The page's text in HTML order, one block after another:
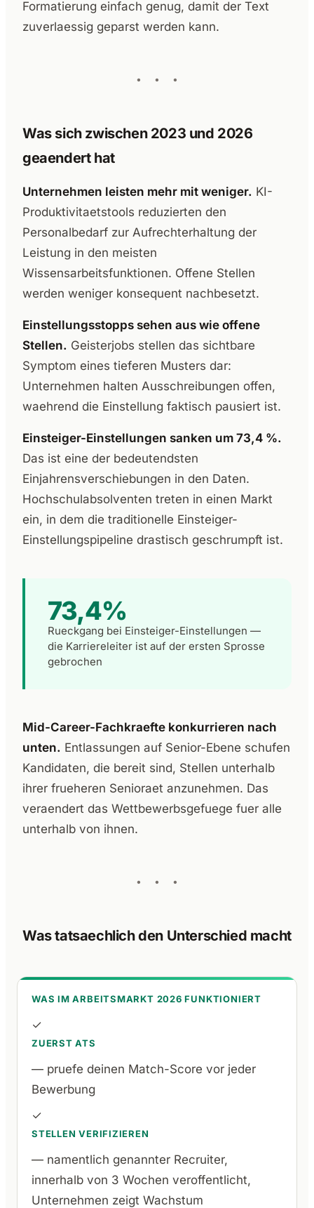
Formatierung einfach genug, damit der Text
zuverlaessig geparst werden kann.
Was sich zwischen 2023 und 2026
geaendert hat
Unternehmen leisten mehr mit weniger. KI-
Produktivitaetstools reduzierten den
Personalbedarf zur Aufrechterhaltung der
Leistung in den meisten
Wissensarbeitsfunktionen. Offene Stellen
werden weniger konsequent nachbesetzt.
Einstellungsstopps sehen aus wie offene
Stellen. Geisterjobs stellen das sichtbare
Symptom eines tieferen Musters dar:
Unternehmen halten Ausschreibungen offen,
waehrend die Einstellung faktisch pausiert ist.
Einsteiger-Einstellungen sanken um 73,4 %.
Das ist eine der bedeutendsten
Einjahrensverschiebungen in den Daten.
Hochschulabsolventen treten in einen Markt
ein, in dem die traditionelle Einsteiger-
Einstellungspipeline drastisch geschrumpft ist.
73,4%
Rueckgang bei Einsteiger-Einstellungen —
die Karriereleiter ist auf der ersten Sprosse
gebrochen
Mid-Career-Fachkraefte konkurrieren nach
unten. Entlassungen auf Senior-Ebene schufen
Kandidaten, die bereit sind, Stellen unterhalb
ihrer frueheren Senioraet anzunehmen. Das
veraendert das Wettbewerbsgefuege fuer alle
unterhalb von ihnen.
Was tatsaechlich den Unterschied macht
WAS IM ARBEITSMARKT 2026 FUNKTIONIERT
✓
ZUERST ATS
— pruefe deinen Match-Score vor jeder
Bewerbung
✓
STELLEN VERIFIZIEREN
— namentlich genannter Recruiter,
innerhalb von 3 Wochen veroffentlicht,
Unternehmen zeigt Wachstum